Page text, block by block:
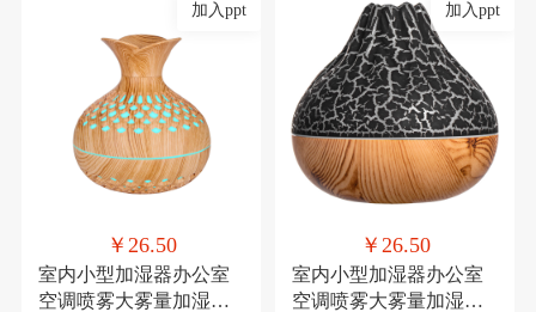
加入ppt
￥26.50
室内小型加湿器办公室
空调喷雾大雾量加湿器
加入ppt
￥26.50
室内小型加湿器办公室
空调喷雾大雾量加湿器